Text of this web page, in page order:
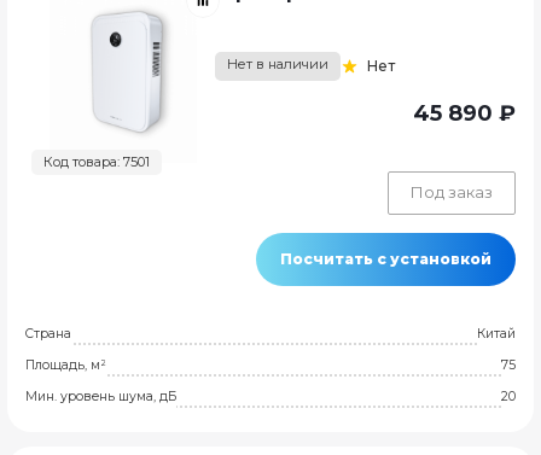
Код товара: 7501
Нет в наличии Нет
45 890 ₽
Под заказ
Посчитать с установкой
Страна
Китай
Площадь, м²
75
Мин. уровень шума, дБ
20